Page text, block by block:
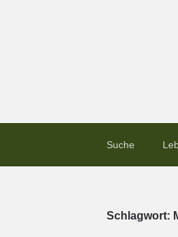
Suche
Schlagwort: